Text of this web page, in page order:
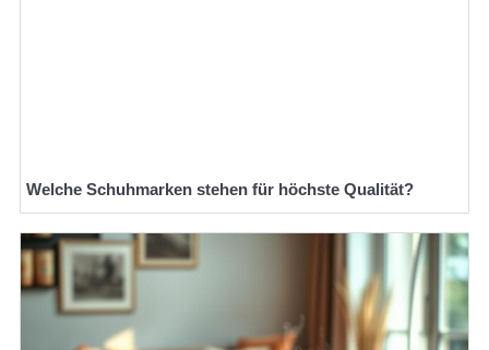
Welche Schuhmarken stehen für höchste Qualität?